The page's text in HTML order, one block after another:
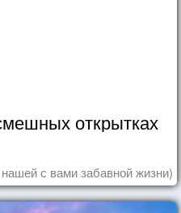
открытках
с вами забавной жизни)